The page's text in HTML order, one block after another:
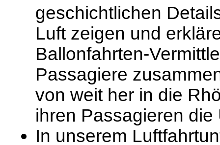
geschichtlichen
Luft zeigen und
Ballonfahrten-
Passagiere
von weit her in die
ihren Passagieren
In unserem